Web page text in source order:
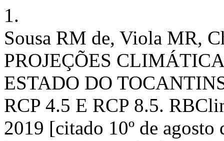
1.
Sousa RM de, Viola MR,
PROJEÇÕES
ESTADO DO
RCP 4.5 E RCP 8.5.
2019 [citado 10º de